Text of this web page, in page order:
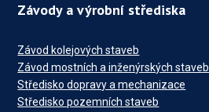
Závody a výrobní střediska
Závod kolejových staveb
Závod mostních a inženýrských staveb
Středisko dopravy a mechanizace
Středisko pozemních staveb